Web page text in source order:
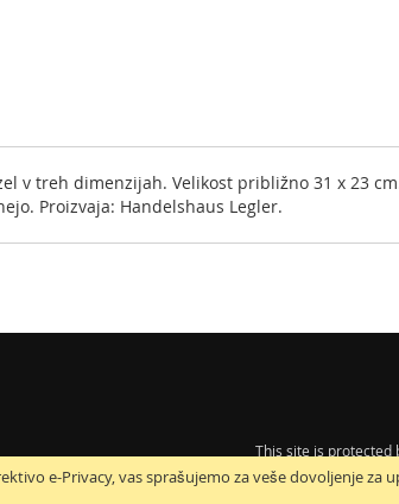
e-Privacy, vas sprašujemo za veše dovoljenje za
v treh dimenzijah. Velikost približno 31 x 23
Proizvaja: Handelshaus Legler.
This site is protected